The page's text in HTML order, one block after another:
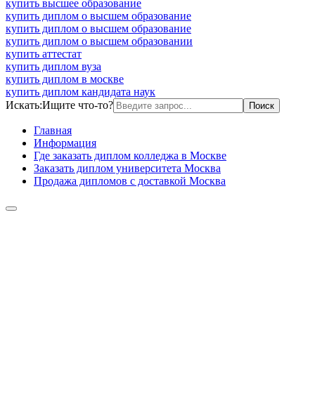
купить высшее образование
купить диплом о высшем образование
купить диплом о высшем образование
купить диплом о высшем образовании
купить аттестат
купить диплом вуза
купить диплом в москве
купить диплом кандидата наук
Искать:Ищите что-то?
Главная
Информация
Где заказать диплом колледжа в Москве
Заказать диплом университета Москва
Продажа дипломов с доставкой Москва